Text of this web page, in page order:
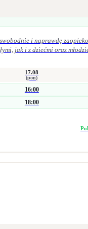
i naprawdę
17.08
(pon)
16:00
18:00